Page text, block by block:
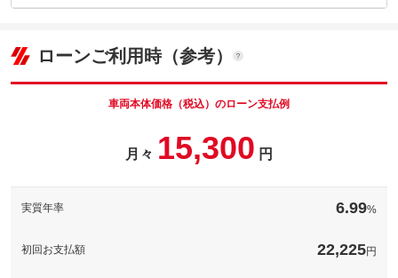
このパックの見積もり依頼（無料）
車両本体価
パック内容
車両本体価
186.9
このパックの見積もり依頼（無料）
ローンご利用時（参考）
車両本体価格（税込）のローン支払例
月々 15,300 円
実質年率 6.99%
初回お支払額 22,225円